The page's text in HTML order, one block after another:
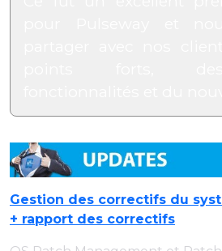
Gestion des correctifs du
+ rapport des correctifs